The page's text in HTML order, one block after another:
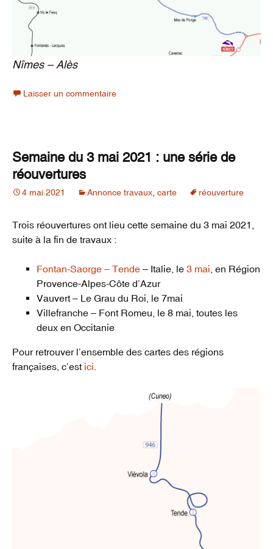
Nîmes – Alès
Laisser un commentaire
Semaine du 3 mai 2021 : une série de
réouvertures
4 mai 2021 Annonce travaux, carte réouverture
Trois réouvertures ont lieu cette semaine du 3 mai 2021,
suite à la fin de travaux :
Fontan-Saorge – Tende – Italie, le 3 mai , en Région
Provence-Alpes-Côte d’Azur
Vauvert – Le Grau du Roi, le 7mai
Villefranche – Font Romeu, le 8 mai, toutes les
deux en Occitanie
Pour retrouver l’ensemble des cartes des régions
françaises, c’est ici